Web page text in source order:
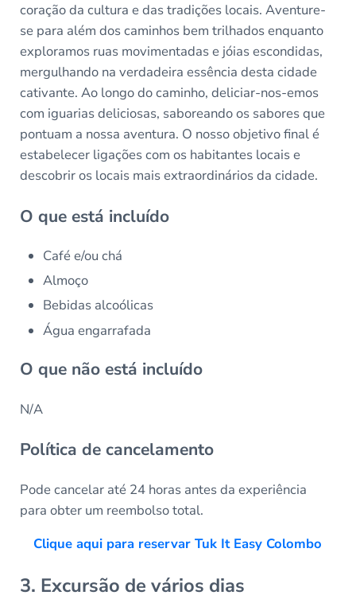
coração da cultura e das tradições locais. Aventure-
se para além dos caminhos bem trilhados enquanto
exploramos ruas movimentadas e jóias escondidas,
mergulhando na verdadeira essência desta cidade
cativante. Ao longo do caminho, deliciar-nos-emos
com iguarias deliciosas, saboreando os sabores que
pontuam a nossa aventura. O nosso objetivo final é
estabelecer ligações com os habitantes locais e
descobrir os locais mais extraordinários da cidade.
O que está incluído
Café e/ou chá
Almoço
Bebidas alcoólicas
Água engarrafada
O que não está incluído
N/A
Política de cancelamento
Pode cancelar até 24 horas antes da experiência
para obter um reembolso total.
Clique aqui para reservar Tuk It Easy Colombo
3. Excursão de vários dias